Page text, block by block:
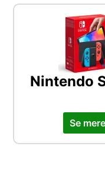
Nintendo
Se mere